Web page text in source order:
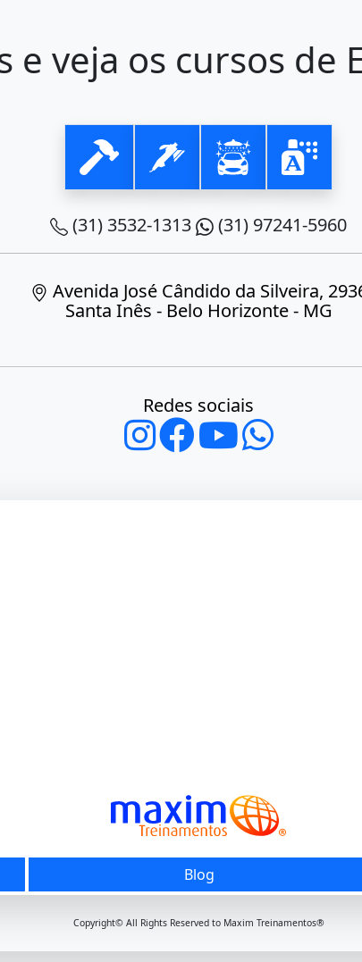
e veja os cursos de
(31) 3532-1313 (31) 97241-5960
Avenida José Cândido da Silveira,
Santa Inês - Belo Horizonte - MG
Redes sociais
Blog
Copyright© All Rights Reserved to Maxim Treinamentos®